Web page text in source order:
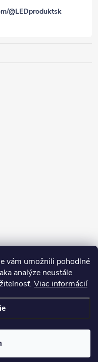
vám umožnili pohodlné
analýze neustále
Viac informácií
@LEDproduktsk